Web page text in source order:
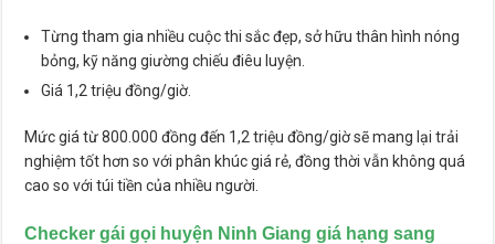
Từng tham gia nhiều cuộc thi sắc đẹp, sở hữu thân hình nóng
bỏng, kỹ năng giường chiếu điêu luyện.
Giá 1,2 triệu đồng/giờ.
Mức giá từ 800.000 đồng đến 1,2 triệu đồng/giờ sẽ mang lại trải
nghiệm tốt hơn so với phân khúc giá rẻ, đồng thời vẫn không quá
cao so với túi tiền của nhiều người.
Checker gái gọi huyện Ninh Giang giá hạng sang